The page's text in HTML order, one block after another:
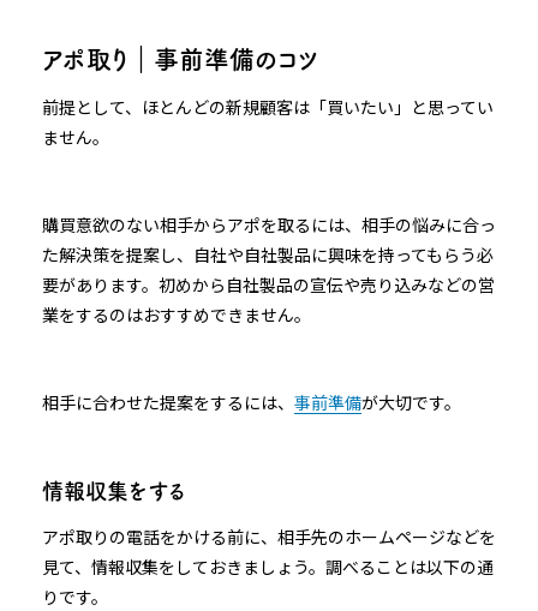
アポ取り｜事前準備のコツ
前提として、ほとんどの新規顧客は「買いたい」と思ってい
ません。
購買意欲のない相手からアポを取るには、相手の悩みに合っ
た解決策を提案し、自社や自社製品に興味を持ってもらう必
要があります。初めから自社製品の宣伝や売り込みなどの営
業をするのはおすすめできません。
相手に合わせた提案をするには、 事前準備が大切です。
情報収集をする
アポ取りの電話をかける前に、相手先のホームページなどを
見て、情報収集をしておきましょう。調べることは以下の通
りです。